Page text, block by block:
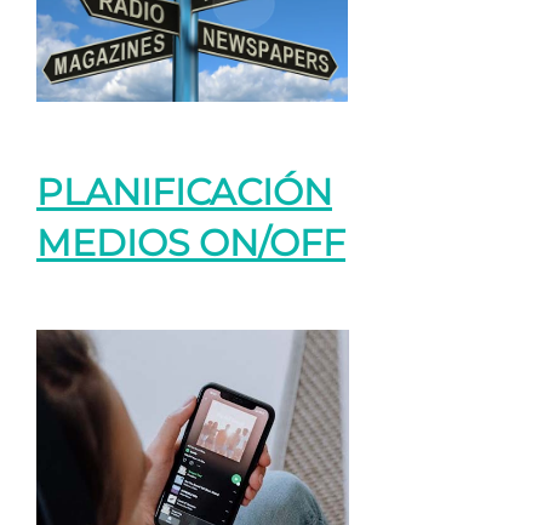
PLANIFICACIÓN
MEDIOS ON/OFF